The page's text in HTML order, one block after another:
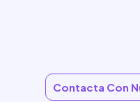
Contacta Con